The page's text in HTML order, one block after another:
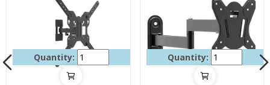
Quantity: Quantity: